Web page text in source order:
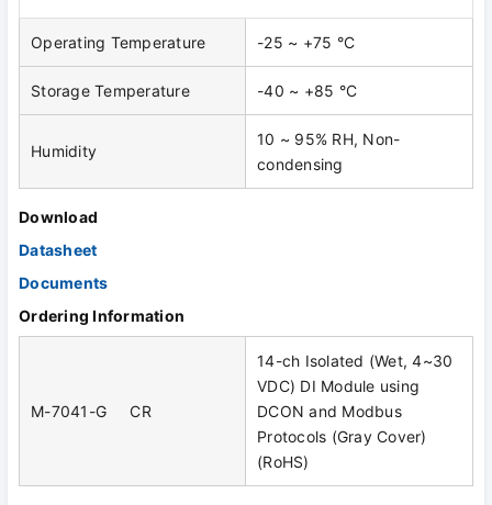
Operating Temperature -25 ~ +75 °C
Storage Temperature -40 ~ +85 °C
Humidity
10 ~ 95% RH, Non-
condensing
Download
Datasheet
Documents
Ordering Information
M-7041-G CR
14-ch Isolated (Wet, 4~30
VDC) DI Module using
DCON and Modbus
Protocols (Gray Cover)
(RoHS)